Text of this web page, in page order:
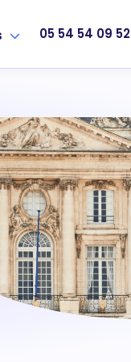
05 54 54 09 52